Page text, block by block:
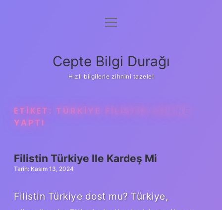
Anasayfa
Yasal Uyarı
menüyü
Cepte Bilgi Durağı
Hızlı bilgilerle zihnini tazele!
ETIKET: TÜRKIYE FILISTIN IÇIN NE
YAPTI
Filistin Türkiye Ile Kardeş Mi
Tarih: Kasım 13, 2024
Filistin Türkiye dost mu? Türkiye,